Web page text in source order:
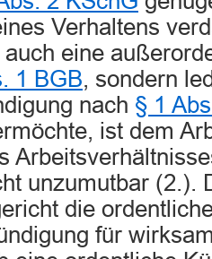
Verhaltens
eine
1 BGB, sondern
nach § 1
ist dem
unzumutbar (2.).
die
für